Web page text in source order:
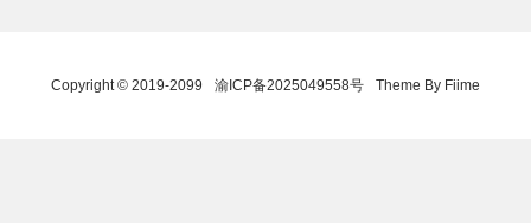
Copyright © 2019-2099 渝ICP备2025049558号 Theme By Fiime